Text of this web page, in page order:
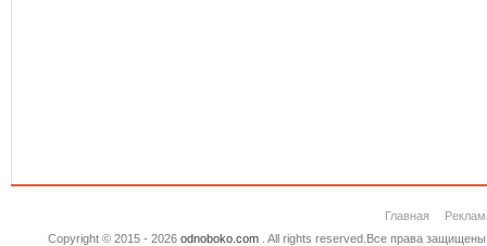
Главная
Copyright © 2015 - 2026 odnoboko.com. All rights reserved.Все права защищены.